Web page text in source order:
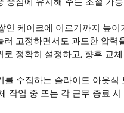
케이크에 이르기까지 높
고정하면서도 과도한 압력
정확히 설정하고, 향후 교
수집하는 슬라이드 아웃
작업 중 또는 각 근무 종료